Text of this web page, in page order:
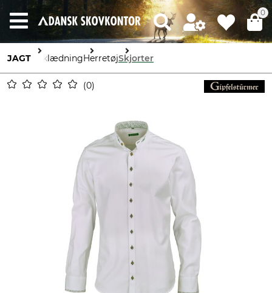
0
JAGT BeklædningHerretøjSkjorter
0